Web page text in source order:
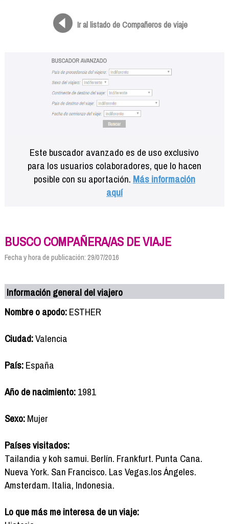
Ir al listado de Compañeros de viaje
Este buscador avanzado es de uso exclusivo
para los usuarios colaboradores, que lo hacen
posible con su aportación. Más información
aquí
BUSCO COMPAÑERA/AS DE VIAJE
Fecha y hora de publicación: 29/07/2016
Información general del viajero
Nombre o apodo:ESTHER
Ciudad:Valencia
País:España
Año de nacimiento:1981
Sexo:Mujer
Países visitados:
Tailandia y koh samui. Berlín. Frankfurt. Punta Cana.
Nueva York. San Francisco. Las Vegas.los Ángeles.
Amsterdam. Italia, Indonesia.
Lo que más me interesa de un viaje: